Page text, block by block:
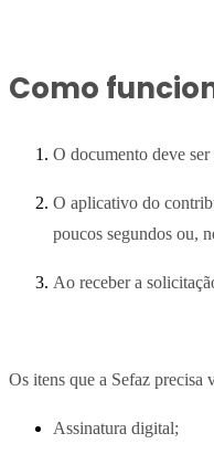
Como
O documento deve
O aplicativo do
poucos segundos ou,
Ao receber a
Os itens que a Sefaz precisa
Assinatura digital;